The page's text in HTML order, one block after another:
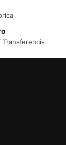
Transferencia